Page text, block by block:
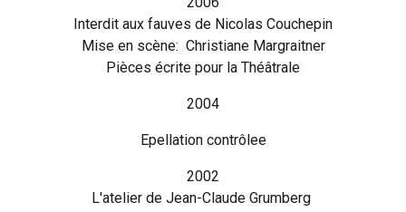
Interdit aux fauves de Nicolas Couchepin
Mise en scène: Christiane Margraitner
Pièces écrite pour la Théâtrale
2004
Epellation contrôlee
2002
L'atelier de Jean-Claude Grumberg